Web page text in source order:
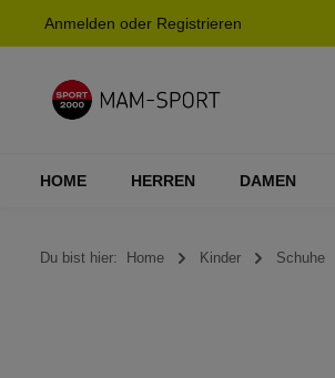
Zur Hauptnavigation
Anmelden oder Registrieren
HOME HERREN DAMEN
Du bist hier: Home Kinder Schuhe